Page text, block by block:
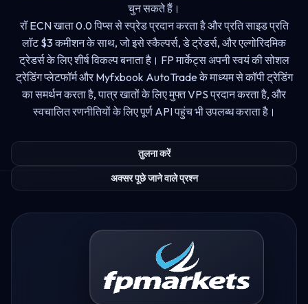
चुन सकते हैं।
रॉ ECN खाता 0.0 पिप्स से स्प्रेड प्रदान करता है और प्रति साइड प्रति
लॉट $3 कमीशन के साथ, जो इसे स्कैल्पर्स, डे ट्रेडर्स, और एल्गोरिदमिक
ट्रेडर्स के लिए शीर्ष विकल्प बनाता है। FP मार्केट्स अपनी स्वयं की सोशल
ट्रेडिंग प्लेटफॉर्म और Myfxbook AutoTrade के माध्यम से कॉपी ट्रेडिंग
का समर्थन करता है, पात्र खातों के लिए मुफ्त VPS प्रदान करता है, और
स्वचालित रणनीतियों के लिए पूर्ण API पहुंच भी उपलब्ध कराता है।
तुलना करें
अक्सर पूछे जाने वाले प्रश्न